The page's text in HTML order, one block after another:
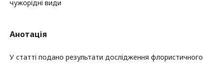
чужорідні види
Анотація
У статті подано результати дослідження флористичного